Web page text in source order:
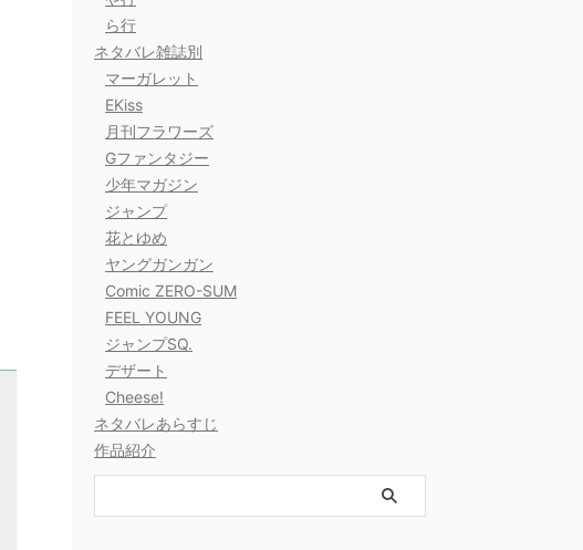
ら行
ネタバレ雑誌別
マーガレット
EKiss
月刊フラワーズ
Gファンタジー
少年マガジン
ジャンプ
花とゆめ
ヤングガンガン
Comic ZERO-SUM
FEEL YOUNG
ジャンプSQ.
デザート
Cheese!
ネタバレあらすじ
作品紹介